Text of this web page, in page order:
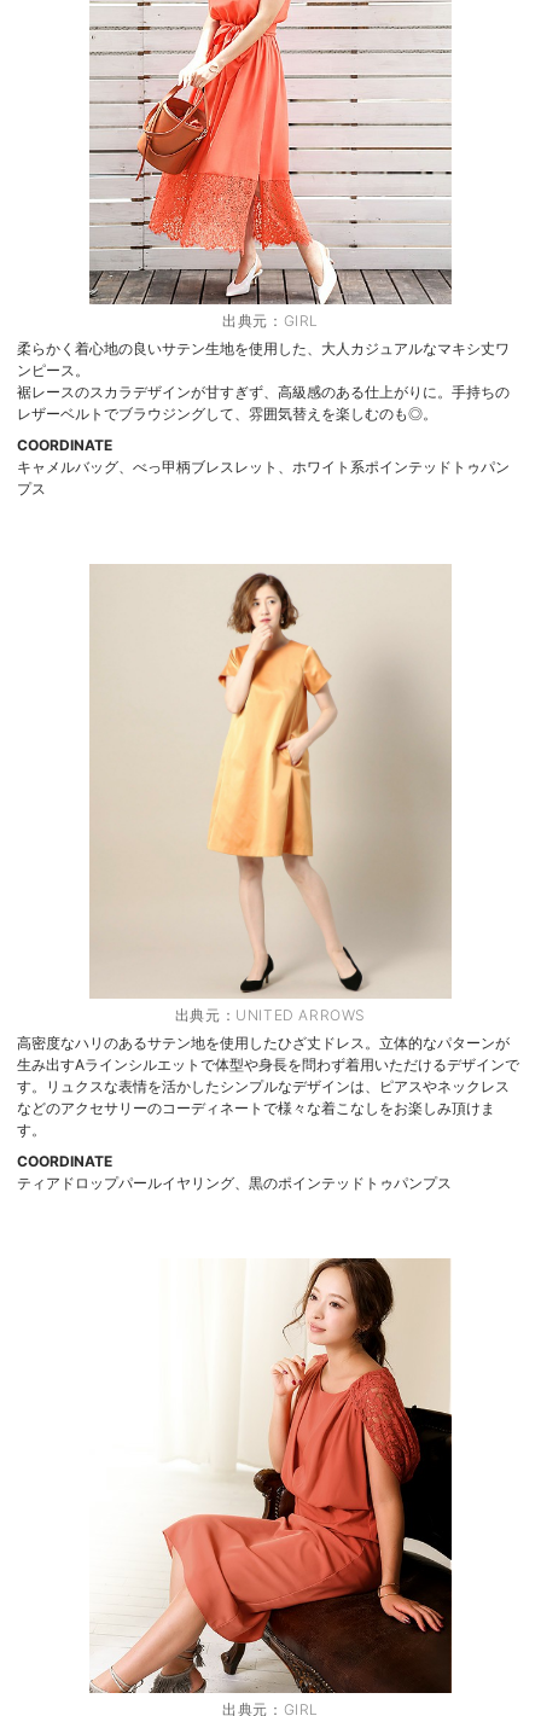
出典元： GIRL
柔らかく着心地の良いサテン生地を使用した、大人カジュアルなマキシ丈ワ
ンピース。
裾レースのスカラデザインが甘すぎず、高級感のある仕上がりに。手持ちの
レザーベルトでブラウジングして、雰囲気替えを楽しむのも◎。
COORDINATE
キャメルバッグ、べっ甲柄ブレスレット、ホワイト系ポインテッドトゥパン
プス
出典元： UNITED ARROWS
高密度なハリのあるサテン地を使用したひざ丈ドレス。立体的なパターンが
生み出すAラインシルエットで体型や身長を問わず着用いただけるデザインで
す。リュクスな表情を活かしたシンプルなデザインは、ピアスやネックレス
などのアクセサリーのコーディネートで様々な着こなしをお楽しみ頂けま
す。
COORDINATE
ティアドロップパールイヤリング、黒のポインテッドトゥパンプス
出典元： GIRL